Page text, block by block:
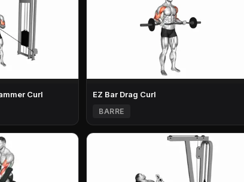
Curl EZ Bar Drag Curl
BARRE